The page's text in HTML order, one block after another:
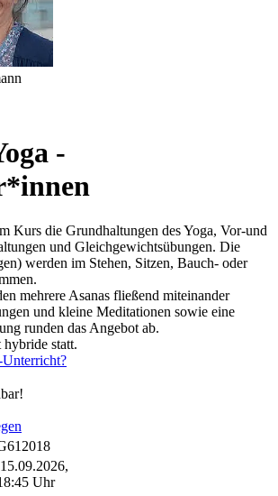
-
Kurs die Grundhaltungen des Yoga, Vor-und
und Gleichgewichtsübungen. Die
werden im Stehen, Sitzen, Bauch- oder
mehrere Asanas fließend miteinander
und kleine Meditationen sowie eine
runden das Angebot ab.
statt.
Unterricht?
Uhr